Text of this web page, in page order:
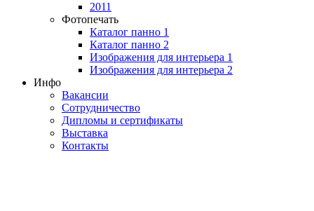
2011
Фотопечать
Каталог панно 1
Каталог панно 2
Изображения для интерьера 1
Изображения для интерьера 2
Инфо
Вакансии
Сотрудничество
Дипломы и сертификаты
Выставка
Контакты